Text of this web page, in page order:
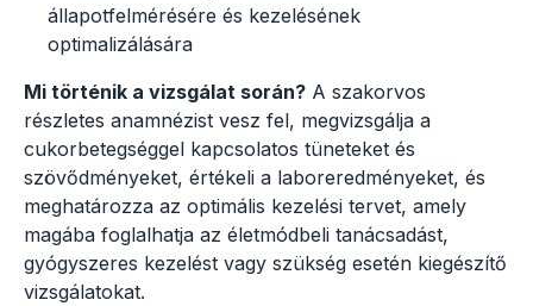
állapotfelmérésére és kezelésének
optimalizálására
Mi történik a vizsgálat során? A szakorvos
részletes anamnézist vesz fel, megvizsgálja a
cukorbetegséggel kapcsolatos tüneteket és
szövődményeket, értékeli a laboreredményeket, és
meghatározza az optimális kezelési tervet, amely
magába foglalhatja az életmódbeli tanácsadást,
gyógyszeres kezelést vagy szükség esetén kiegészítő
vizsgálatokat.